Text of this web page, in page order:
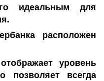
идеальным для
расположен
уровень
позволяет всегда